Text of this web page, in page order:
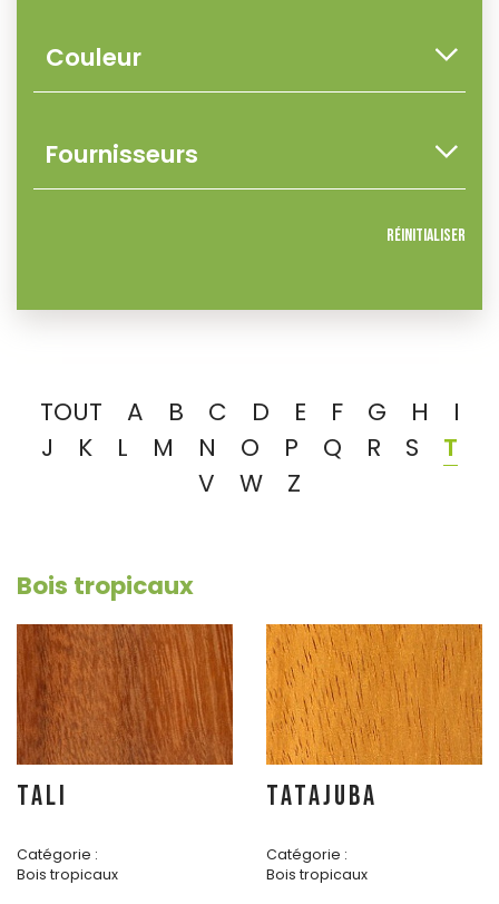
Réinitialiser
TOUT A B C D E F G H
I
J
K L M N O P Q R S
T
V
W Z
Bois tropicaux
TALI
Catégorie :
Bois tropicaux
TATAJUBA
Catégorie :
Bois tropicaux